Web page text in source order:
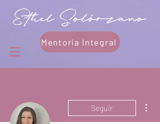
Mentoría Integral
Seguir